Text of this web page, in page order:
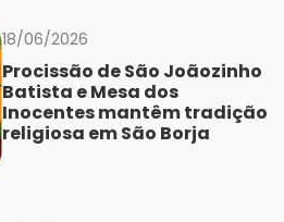
18/06/2026
Procissão de São Joãozinho
Batista e Mesa dos
Inocentes mantêm tradição
religiosa em São Borja